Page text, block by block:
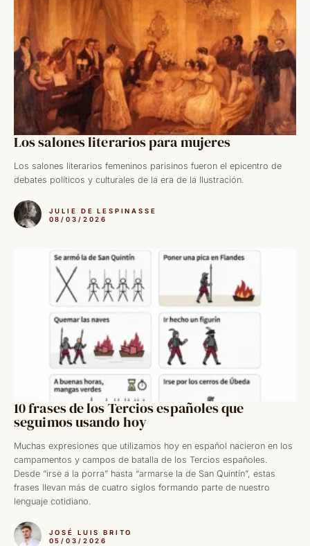
Los salones literarios para mujeres
Los salones literarios femeninos parisinos fueron el epicentro de
debates políticos y culturales de la era de la Ilustración.
JULIE DE LESPINASSE
08/03/2026
10 frases de los Tercios españoles que
seguimos usando hoy
Muchas expresiones que utilizamos hoy en español nacieron en los
campamentos y campos de batalla de los Tercios españoles.
Desde “irse a la porra” hasta “armarse la de San Quintín”, estas
frases llevan más de cuatro siglos formando parte de nuestro
lenguaje cotidiano.
JOSÉ LUIS BRITO
05/03/2026